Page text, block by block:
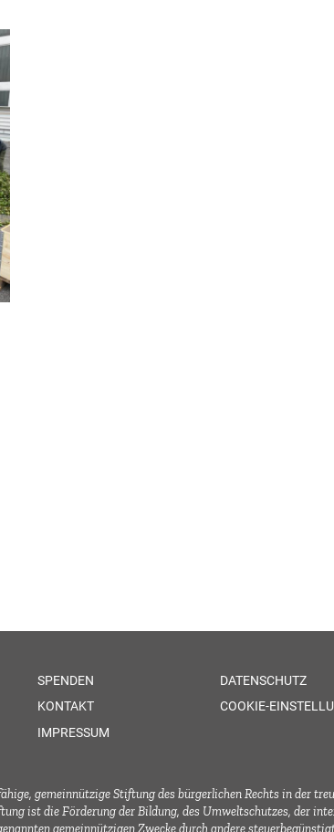
SPENDEN
KONTAKT
IMPRESSUM
DATENSCHUTZ
COOKIE-
gemeinnützige Stiftung des bürgerlichen Rechts in der
ist die Förderung der Bildung, des Umweltschutzes, der
gemeinnützigen Zwecke durch andere